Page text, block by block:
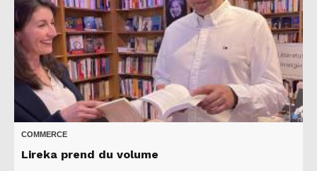
COMMERCE
Lireka prend du volume